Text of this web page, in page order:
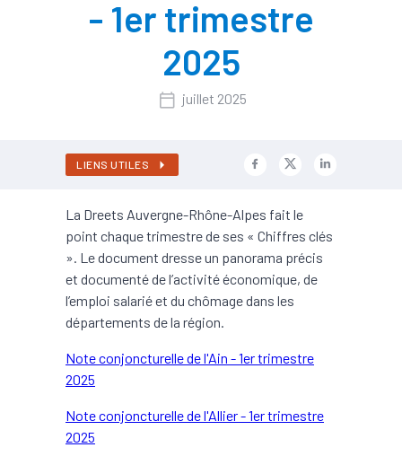
- 1er trimestre
2025
juillet 2025
LIENS UTILES
La Dreets Auvergne-Rhône-Alpes fait le
point chaque trimestre de ses « Chiffres clés
». Le document dresse un panorama précis
et documenté de l’activité économique, de
l’emploi salarié et du chômage dans les
départements de la région.
Note conjoncturelle de l'Ain - 1er trimestre
2025
Note conjoncturelle de l'Allier - 1er trimestre
2025